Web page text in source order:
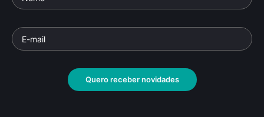
Quero receber novidades